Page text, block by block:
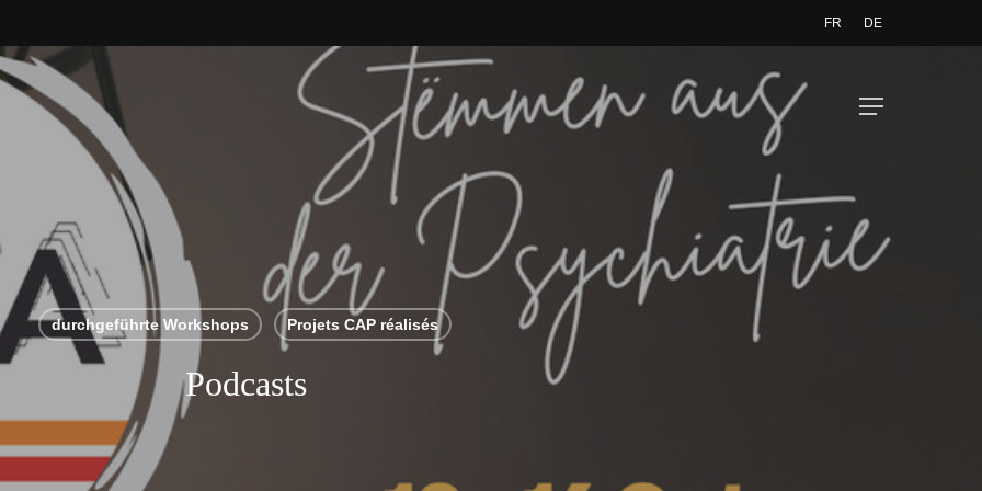
FR DE
Menu
durchgeführte Workshops Projets CAP réalisés
Podcasts